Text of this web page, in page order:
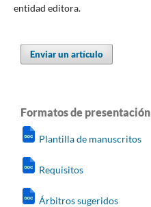
entidad editora.
Enviar un artículo
Formatos de presentación
Plantilla de manuscritos
Requisitos
Árbitros sugeridos